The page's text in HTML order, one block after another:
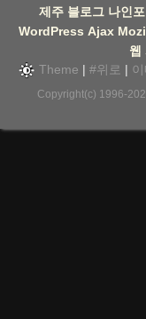
제주 블로그 나인
WordPress Ajax
웹
Theme | #위로 |
Copyright(c) 1996-